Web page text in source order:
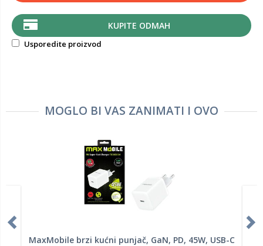
KUPITE ODMAH
Usporedite proizvod
MOGLO BI VAS ZANIMATI I OVO
MaxMobile brzi kućni punjač, GaN, PD, 45W, USB-C